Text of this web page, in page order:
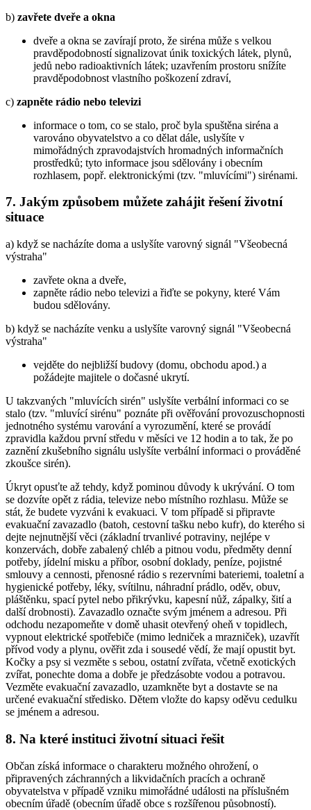
b) zavřete dveře a okna
dveře a okna se zavírají proto, že siréna může s velkou
pravděpodobností signalizovat únik toxických látek, plynů,
jedů nebo radioaktivních látek; uzavřením prostoru snížíte
pravděpodobnost vlastního poškození zdraví,
c) zapněte rádio nebo televizi
informace o tom, co se stalo, proč byla spuštěna siréna a
varováno obyvatelstvo a co dělat dále, uslyšíte v
mimořádných zpravodajstvích hromadných informačních
prostředků; tyto informace jsou sdělovány i obecním
rozhlasem, popř. elektronickými (tzv. "mluvícími") sirénami.
7. Jakým způsobem můžete zahájit řešení životní
situace
a) když se nacházíte doma a uslyšíte varovný signál "Všeobecná
výstraha"
zavřete okna a dveře,
zapněte rádio nebo televizi a řiďte se pokyny, které Vám
budou sdělovány.
b) když se nacházíte venku a uslyšíte varovný signál "Všeobecná
výstraha"
vejděte do nejbližší budovy (domu, obchodu apod.) a
požádejte majitele o dočasné ukrytí.
U takzvaných "mluvících sirén" uslyšíte verbální informaci co se
stalo (tzv. "mluvící sirénu" poznáte při ověřování provozuschopnosti
jednotného systému varování a vyrozumění, které se provádí
zpravidla každou první středu v měsíci ve 12 hodin a to tak, že po
zaznění zkušebního signálu uslyšíte verbální informaci o prováděné
zkoušce sirén).
Úkryt opusťte až tehdy, když pominou důvody k ukrývání. O tom
se dozvíte opět z rádia, televize nebo místního rozhlasu. Může se
stát, že budete vyzváni k evakuaci. V tom případě si připravte
evakuační zavazadlo (batoh, cestovní tašku nebo kufr), do kterého si
dejte nejnutnější věci (základní trvanlivé potraviny, nejlépe v
konzervách, dobře zabalený chléb a pitnou vodu, předměty denní
potřeby, jídelní misku a příbor, osobní doklady, peníze, pojistné
smlouvy a cennosti, přenosné rádio s rezervními bateriemi, toaletní a
hygienické potřeby, léky, svítilnu, náhradní prádlo, oděv, obuv,
pláštěnku, spací pytel nebo přikrývku, kapesní nůž, zápalky, šití a
další drobnosti). Zavazadlo označte svým jménem a adresou. Při
odchodu nezapomeňte v domě uhasit otevřený oheň v topidlech,
vypnout elektrické spotřebiče (mimo ledniček a mrazniček), uzavřít
přívod vody a plynu, ověřit zda i sousedé vědí, že mají opustit byt.
Kočky a psy si vezměte s sebou, ostatní zvířata, včetně exotických
zvířat, ponechte doma a dobře je předzásobte vodou a potravou.
Vezměte evakuační zavazadlo, uzamkněte byt a dostavte se na
určené evakuační středisko. Dětem vložte do kapsy oděvu cedulku
se jménem a adresou.
8. Na které instituci životní situaci řešit
Občan získá informace o charakteru možného ohrožení, o
připravených záchranných a likvidačních pracích a ochraně
obyvatelstva v případě vzniku mimořádné události na příslušném
obecním úřadě (obecním úřadě obce s rozšířenou působností).